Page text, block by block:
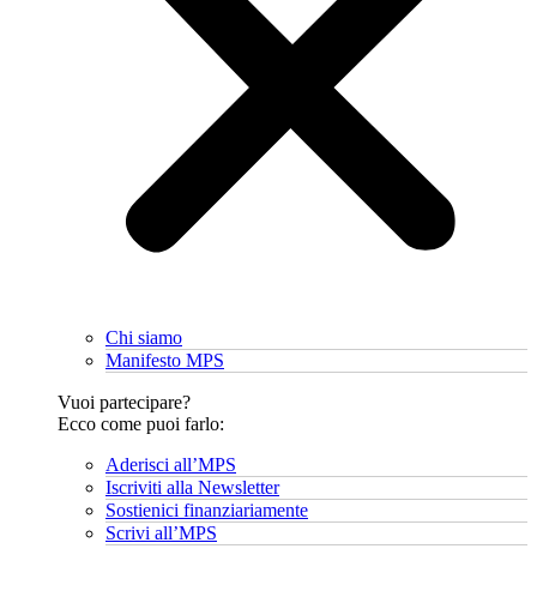
Chi siamo
Manifesto MPS
Vuoi partecipare?
Ecco come puoi farlo:
Aderisci all’MPS
Iscriviti alla Newsletter
Sostienici finanziariamente
Scrivi all’MPS